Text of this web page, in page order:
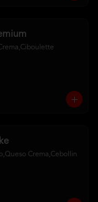
Crema,Cebollin